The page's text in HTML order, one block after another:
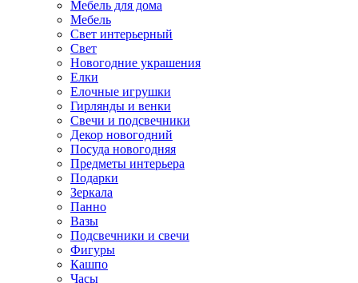
Мебель для дома
Мебель
Свет интерьерный
Свет
Новогодние украшения
Елки
Елочные игрушки
Гирлянды и венки
Свечи и подсвечники
Декор новогодний
Посуда новогодняя
Предметы интерьера
Подарки
Зеркала
Панно
Вазы
Подсвечники и свечи
Фигуры
Кашпо
Часы